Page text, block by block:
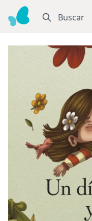
Buscar